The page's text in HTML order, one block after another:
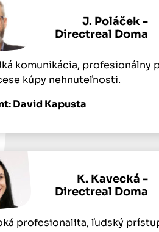
J. Poláček -
Directreal Doma
komunikácia, profesionálny
kúpy nehnuteľnosti.
David Kapusta
K. Kavecká -
Directreal Doma
profesionalita, ľudský